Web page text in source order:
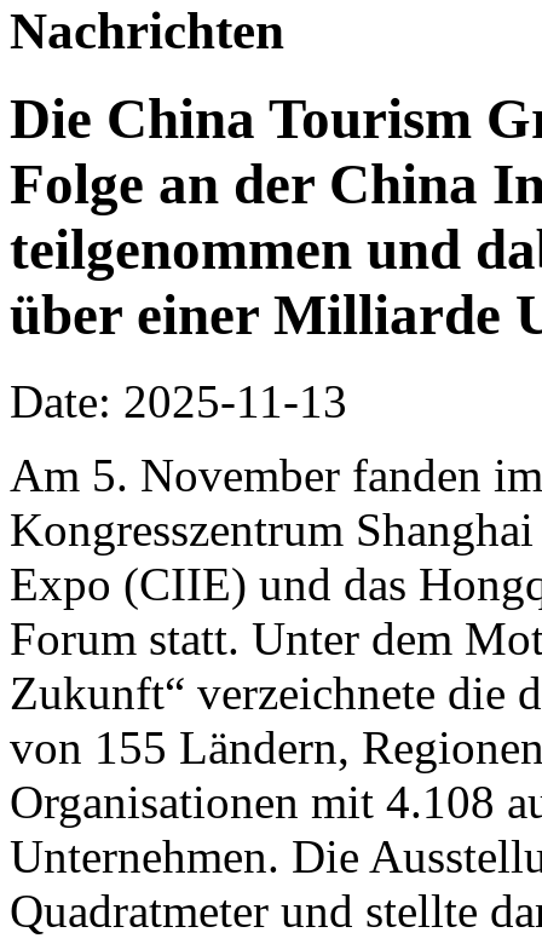
Nachrichten
Die China Tourism
Folge an der China
teilgenommen und
über einer Milliarde
Date: 2025-11-13
Am 5. November fanden
Kongresszentrum
Expo (CIIE) und das
Forum statt. Unter dem
Zukunft“ verzeichnete die
von 155 Ländern,
Organisationen mit 4.108
Unternehmen. Die
Quadratmeter und stellte